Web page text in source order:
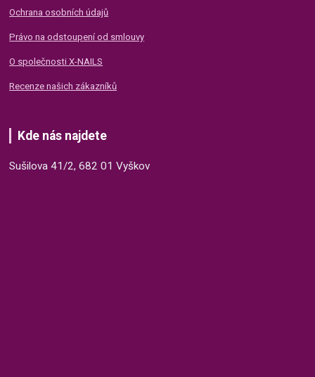
Ochrana osobních údajů
Právo na odstoupení od smlouvy
O společnosti X-NAILS
Recenze našich zákazníků
Kde nás najdete
Sušilova 41/2, 682 01 Vyškov